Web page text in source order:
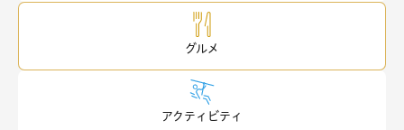
グルメ
アクティビティ